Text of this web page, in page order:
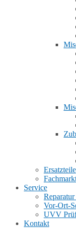
Ersatzteile
Service
Vor-Ort-
UVV
Kontakt